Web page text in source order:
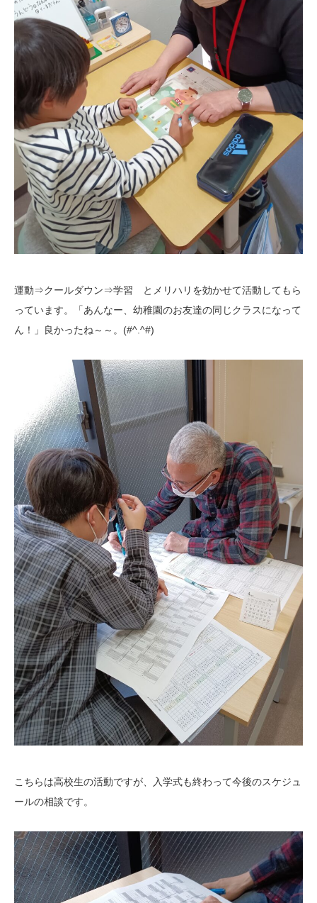
運動⇒クールダウン⇒学習 とメリハリを効かせて活動してもら
っています。「あんなー、幼稚園のお友達の同じクラスになって
ん！」良かったね～～。(#^.^#)
こちらは高校生の活動ですが、入学式も終わって今後のスケジュ
ールの相談です。